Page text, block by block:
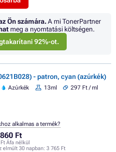
Ön számára.A mi TonerPartner
meg a nyomtatási költségen.
92%-ot.
- patron, cyan (azúrkék)
Azúrkék 13ml
297 Ft / ml
Ft
Áfa nélkül
elmúlt 30 napban: 3 765 Ft
alkalmas a termék?